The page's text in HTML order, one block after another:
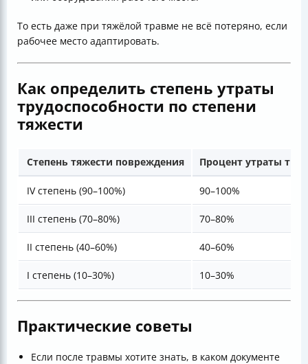
То есть даже при тяжёлой травме не всё потеряно, если
рабочее место адаптировать.
Как определить степень утраты
трудоспособности по степени
тяжести
Степень тяжести повреждения Процент утраты
IV степень (90–100%) 90–100%
III степень (70–80%) 70–80%
II степень (40–60%) 40–60%
I степень (10–30%) 10–30%
Практические советы
Если после травмы хотите знать, в каком документе